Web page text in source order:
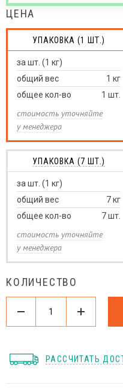
ЦЕНА
УПАКОВКА (1 ШТ.)
за шт. (1 кг)
общий вес
1 кг
общее кол-во
1 шт.
стоимость уточняйте
у менеджера
УПАКОВКА (7 ШТ.)
за шт. (1 кг)
общий вес
7кг
общее кол-во
7шт.
стоимость уточняйте
у менеджера
КОЛИЧЕСТВО
РАССЧИТАТЬ